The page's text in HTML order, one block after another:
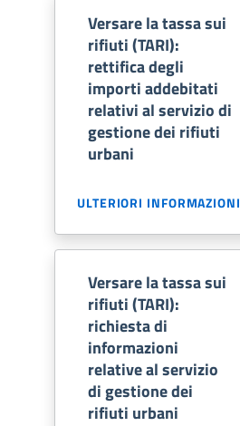
Versare la tassa sui
rifiuti (TARI):
rettifica degli
importi addebitati
relativi al servizio di
gestione dei rifiuti
urbani
ULTERIORI INFORMAZIONI
Versare la tassa sui
rifiuti (TARI):
richiesta di
informazioni
relative al servizio
di gestione dei
rifiuti urbani